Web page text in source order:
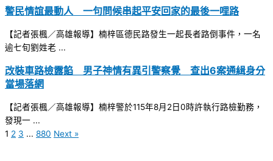
警民情誼最動人 一句問候串起平安回家的最後一哩路
【記者張楓／高雄報導】楠梓區德民路發生一起長者路倒事件，一名
逾七旬劉姓老 ...
改裝車路檢露餡 男子神情有異引警察覺 查出6案通緝身分
當場落網
【記者張楓／高雄報導】楠梓警於115年8月2日0時許執行路檢勤務，
發現一 ...
1 2 3 ... 880 Next »